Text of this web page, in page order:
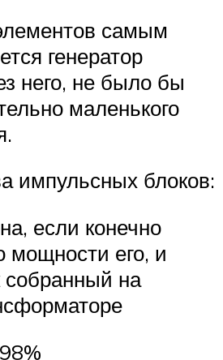
самым
генератор
него, не было бы
маленького
импульсных блоков:
если конечно
мощности его, и
собранный на